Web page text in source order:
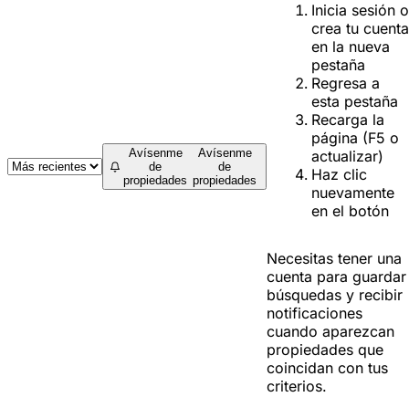
Avísenme
de
propiedades
Avísenme
de
propiedades
Inicia sesión o
crea tu cuenta
en la nueva
pestaña
Regresa a
esta pestaña
Recarga la
página (F5 o
actualizar)
Haz clic
nuevamente
en el botón
Necesitas tener una
cuenta para guardar
búsquedas y recibir
notificaciones
cuando aparezcan
propiedades que
coincidan con tus
criterios.